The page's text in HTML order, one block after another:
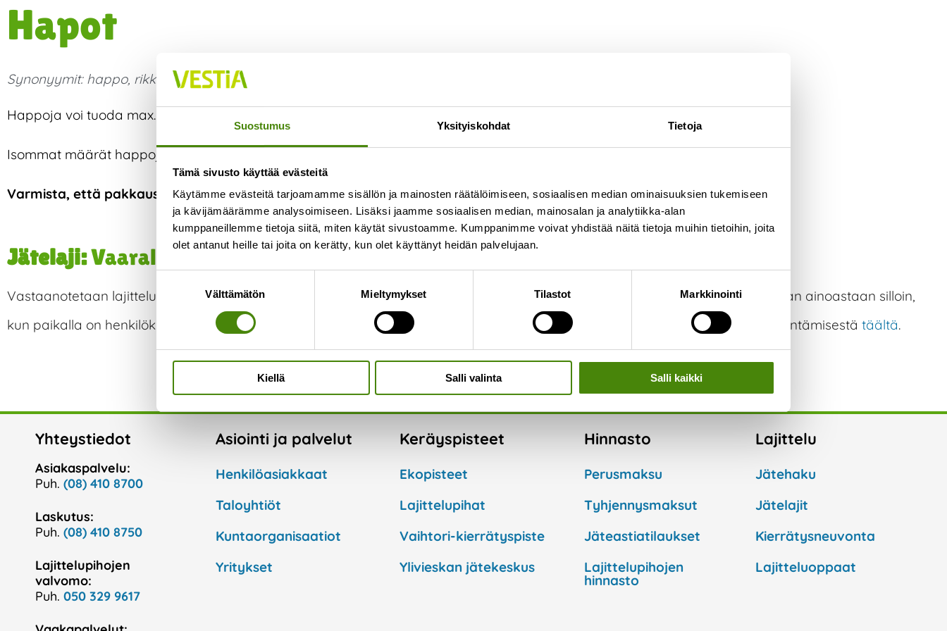
Suostumus Yksityiskohdat Tietoja
Tämä sivusto käyttää evästeitä
Käytämme evästeitä tarjoamamme sisällön ja mainosten räätälöimiseen, sosiaalisen median ominaisuuksien tukemiseen
ja kävijämäärämme analysoimiseen. Lisäksi jaamme sosiaalisen median, mainosalan ja analytiikka-alan
kumppaneillemme tietoja siitä, miten käytät sivustoamme. Kumppanimme voivat yhdistää näitä tietoja muihin tietoihin, joita
olet antanut heille tai joita on kerätty, kun olet käyttänyt heidän palvelujaan.
Välttämätön Mieltymykset Tilastot Markkinointi
Kiellä Salli valinta Salli kaikki
Hapot
Synonyymit: happo, rikkihappo,suolahappo
Happoja voi tuoda max. 5 litraa kerrallaan lajittelupihoillemme.
Isommat määrät happoja otetaan vastaan Ylivieskan jätekeskuksella.
Varmista, että pakkaus on ehjä eikä pääse vuotamaan!
Jätelaji:Vaarallinen jäte
Vastaanotetaan lajittelupihoilla ja suuremmat määrät Ylivieskan jätekeskuksella. Huom!Asbestia lajittelupihoilla vastaanotetaan ainoastaan silloin,
kun paikalla on henkilökuntaa.
Tarkista vaarallisten jätteiden vastaanottorajat lajittelupihoilla. Löydät lisätietoa jätteiden hyödyntämisestä täältä.
Yhteystiedot
Asiakaspalvelu:
Puh. (08) 410 8700
Laskutus:
Puh. (08) 410 8750
Lajittelupihojen
valvomo:
Puh. 050 329 9617
Asiointi ja palvelut
Henkilöasiakkaat
Taloyhtiöt
Kuntaorganisaatiot
Yritykset
Keräyspisteet
Ekopisteet
Lajittelupihat
Vaihtori-kierrätyspiste
Ylivieskan jätekeskus
Hinnasto
Perusmaksu
Tyhjennysmaksut
Jäteastiatilaukset
Lajittelupihojen
hinnasto
Lajittelu
Jätehaku
Jätelajit
Kierrätysneuvonta
Lajitteluoppaat